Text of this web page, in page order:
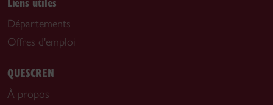
Départements
Offres d'emploi
QUESCREN
À propos